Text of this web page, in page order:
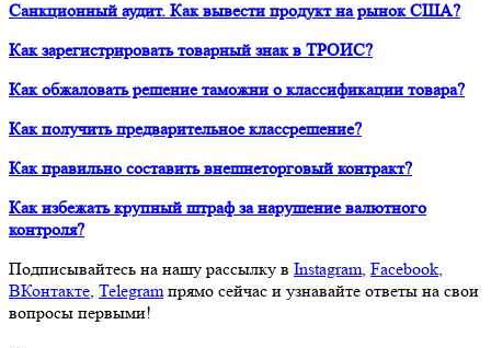
Санкционный аудит. Как вывести продукт на рынок США?
Как зарегистрировать товарный знак в ТРОИС?
Как обжаловать решение таможни о классификации товара?
Как получить предварительное классрешение?
Как правильно составить внешнеторговый контракт?
Как избежать крупный штраф за нарушение валютного
контроля?
Подписывайтесь на нашу рассылку в Instagram, Facebook,
ВКонтакте, Telegramпрямо сейчас и узнавайте ответы на свои
вопросы первыми!